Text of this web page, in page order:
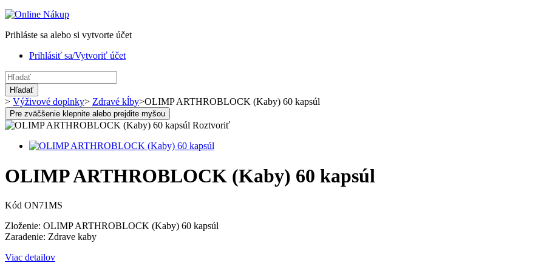
Prihláste sa alebo si vytvorte účet
Prihlásiť sa/Vytvoriť účet
Hľadať
> Výživové doplnky> Zdravé kĺby>OLIMP ARTHROBLOCK (Kaby) 60 kapsúl
Pre zväčšenie klepnite alebo prejdite myšou
Roztvoriť
OLIMP ARTHROBLOCK (Kaby) 60 kapsúl
Kód ON71MS
Zloženie: OLIMP ARTHROBLOCK (Kaby) 60 kapsúl
Zaradenie: Zdrave kaby
Viac detailov